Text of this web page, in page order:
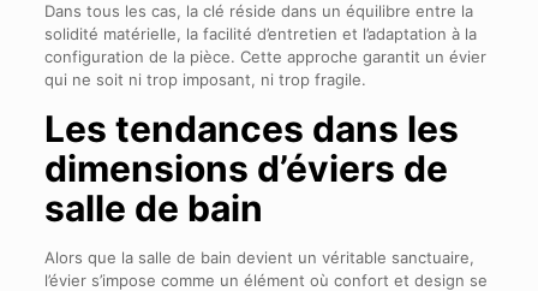
Dans tous les cas, la clé réside dans un équilibre entre la
solidité matérielle, la facilité d’entretien et l’adaptation à la
configuration de la pièce. Cette approche garantit un évier
qui ne soit ni trop imposant, ni trop fragile.
Les tendances dans les
dimensions d’éviers de
salle de bain
Alors que la salle de bain devient un véritable sanctuaire,
l’évier s’impose comme un élément où confort et design se